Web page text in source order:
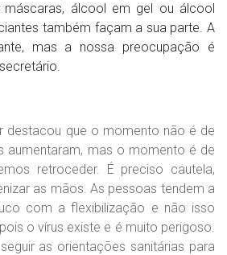
máscaras, álcool em gel ou álcool
também façam a sua parte. A
mas a nossa preocupação é
destacou que o momento não é de
aumentaram, mas o momento é de
retroceder. É preciso cautela,
as mãos. As pessoas tendem a
com a flexibilização e não isso
o vírus existe e é muito perigoso.
as orientações sanitárias para